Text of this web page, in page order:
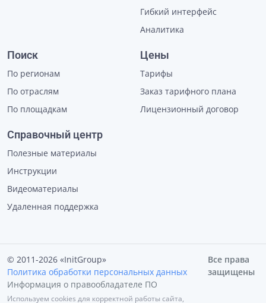
Гибкий интерфейс
Аналитика
Поиск
По регионам
По отраслям
По площадкам
Цены
Тарифы
Заказ тарифного плана
Лицензионный договор
Справочный центр
Полезные материалы
Инструкции
Видеоматериалы
Удаленная поддержка
© 2011-2026 «InitGroup»
Политика обработки персональных данных
Информация о правообладателе ПО
Используем cookies для корректной работы сайта,
Все права
защищены